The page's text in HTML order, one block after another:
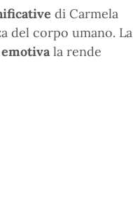
di Carmela
del corpo umano. La
la rende